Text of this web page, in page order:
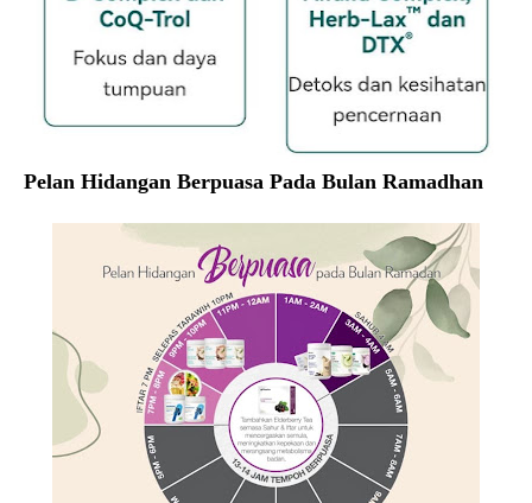
Pelan Hidangan Berpuasa Pada Bulan Ramadhan